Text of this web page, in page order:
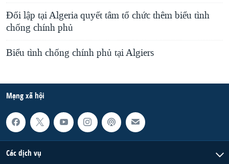
Đối lập tại Algeria quyết tâm tổ chức thêm biểu tình
chống chính phủ
Biểu tình chống chính phủ tại Algiers
Mạng xã hội
Các dịch vụ